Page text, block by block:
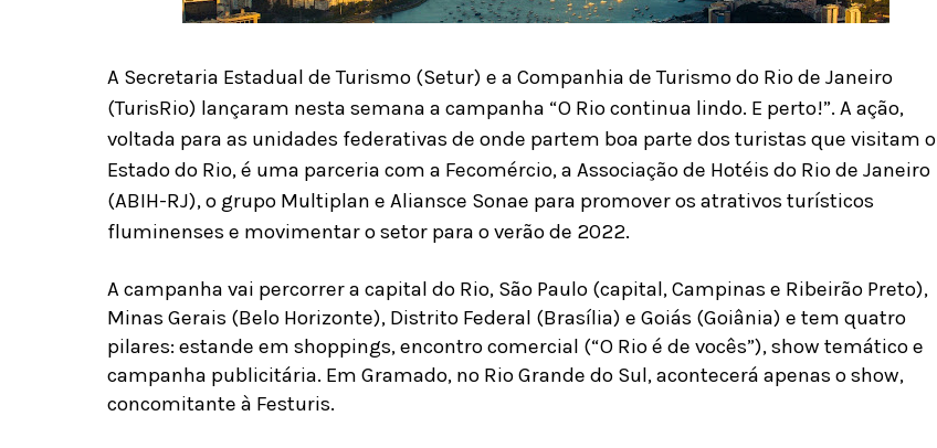
A Secretaria Estadual de Turismo (Setur) e a Companhia de Turismo do Rio de Janeiro
(TurisRio) lançaram nesta semana a campanha “O Rio continua lindo. E perto!”. A ação,
voltada para as unidades federativas de onde partem boa parte dos turistas que visitam o
Estado do Rio, é uma parceria com a Fecomércio, a Associação de Hotéis do Rio de Janeiro
(ABIH-RJ), o grupo Multiplan e Aliansce Sonae para promover os atrativos turísticos
fluminenses e movimentar o setor para o verão de 2022.
A campanha vai percorrer a capital do Rio, São Paulo (capital, Campinas e Ribeirão Preto),
Minas Gerais (Belo Horizonte), Distrito Federal (Brasília) e Goiás (Goiânia) e tem quatro
pilares: estande em shoppings, encontro comercial (“O Rio é de vocês”), show temático e
campanha publicitária. Em Gramado, no Rio Grande do Sul, acontecerá apenas o show,
concomitante à Festuris.